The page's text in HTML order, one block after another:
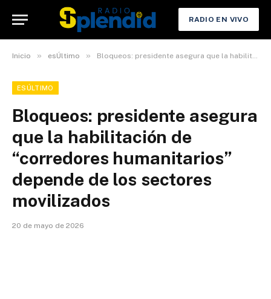
RADIO EN VIVO
Inicio » esÚltimo » Bloqueos: presidente asegura que la habilitación de “corredores humanitarios” depende de los sectores movilizados
ESÚLTIMO
Bloqueos: presidente asegura
que la habilitación de
“corredores humanitarios”
depende de los sectores
movilizados
20 de mayo de 2026